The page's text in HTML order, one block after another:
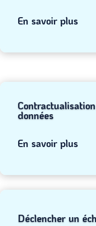
En savoir plus
données
En savoir plus
Déclencher un